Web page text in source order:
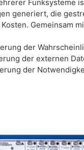
Funksysteme
generiert, die
Gemeinsam
der
der externen
der